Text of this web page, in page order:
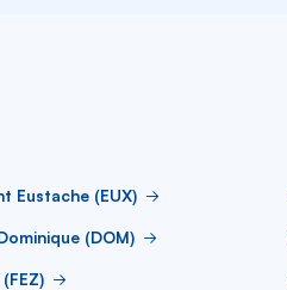
Eustache (EUX)
(DOM)